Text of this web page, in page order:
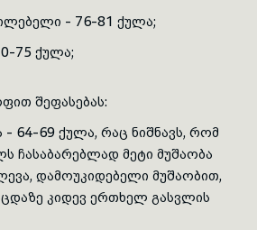
- 76-81 ქულა;
75 ქულა;
შეფასებას:
- 64-69 ქულა, რაც ნიშნავს, რომ
ჩასაბარებლად მეტი მუშაობა
დამოუკიდებელი მუშაობით,
კიდევ ერთხელ გასვლის